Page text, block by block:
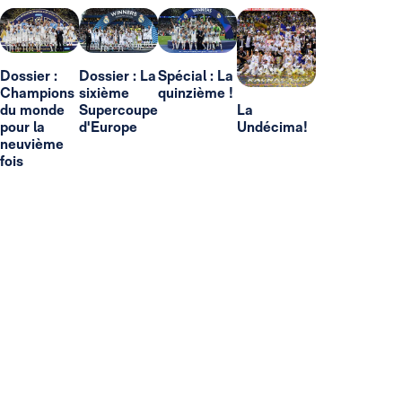
Dossier :
Champions
du monde
pour la
neuvième
fois
Dossier : La
sixième
Supercoupe
d'Europe
Spécial : La
quinzième !
La
Undécima!